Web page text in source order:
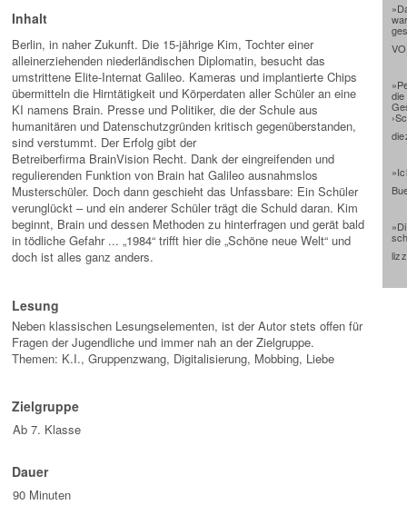
Neben klassischen Lesungselementen, ist der Autor stets offen für
Fragen der Jugendliche und immer nah an der Zielgruppe.
Themen: K.I., Gruppenzwang, Digitalisierung, Mobbing, Liebe
Lesung
Ab 7. Klasse
Zielgruppe
Dauer
90 Minuten
Inhalt
Berlin, in naher Zukunft. Die 15-jährige Kim, Tochter einer
alleinerziehenden niederländischen Diplomatin, besucht das
umstrittene Elite-Internat Galileo. Kameras und implantierte Chips
übermitteln die Hirntätigkeit und Körperdaten aller Schüler an eine
KI namens Brain. Presse und Politiker, die der Schule aus
humanitären und Datenschutzgründen kritisch gegenüberstanden,
sind verstummt. Der Erfolg gibt der
Betreiberfirma BrainVision Recht. Dank der eingreifenden und
regulierenden Funktion von Brain hat Galileo ausnahmslos
Musterschüler. Doch dann geschieht das Unfassbare: Ein Schüler
verunglückt – und ein anderer Schüler trägt die Schuld daran. Kim
beginnt, Brain und dessen Methoden zu hinterfragen und gerät bald
in tödliche Gefahr ... „1984“ trifft hier die „Schöne neue Welt“ und
doch ist alles ganz anders.